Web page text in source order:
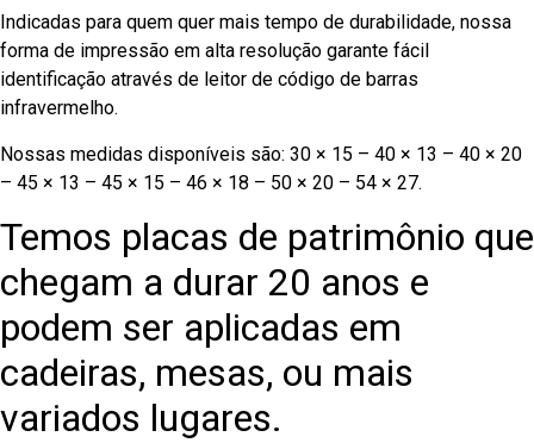
Indicadas para quem quer mais tempo de durabilidade, nossa
forma de impressão em alta resolução garante fácil
identificação através de leitor de código de barras
infravermelho.
Nossas medidas disponíveis são: 30 × 15 – 40 × 13 – 40 × 20
– 45 × 13 – 45 × 15 – 46 × 18 – 50 × 20 – 54 × 27.
Temos placas de patrimônio que
chegam a durar 20 anos e
podem ser aplicadas em
cadeiras, mesas, ou mais
variados lugares.